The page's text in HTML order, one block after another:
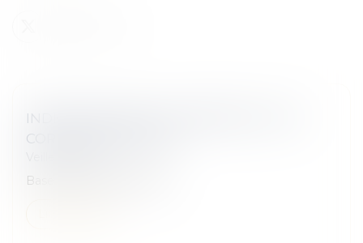
INDICE NATIONAL DU BÂTIMENT TOUS
CORPS D'ÉTAT (BT 01)
Base 100 en janvier 2010...